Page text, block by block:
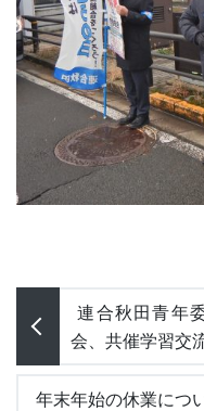
投稿ナビゲ
連合秋田青年
会、共催学習交
年末年始の休業につ